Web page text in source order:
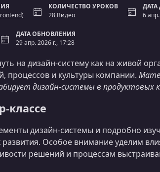
КОЛИЧЕСТВО УРОКОВ
28 Видео
6
ДАТА ОБНОВЛЕНИЯ
29 апр. 2026 г., 17:28
на дизайн‑систему как на живой
процессов и культуры компании.
дизайн‑системы в продуктовых
классе
дизайн-системы и подробно
Особое внимание уделим
решений и процессам